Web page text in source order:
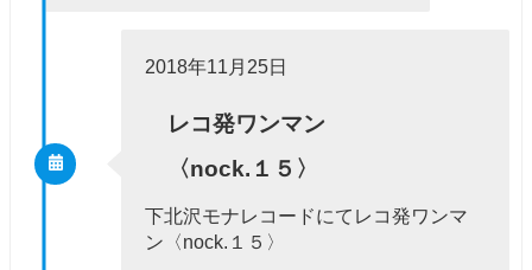
2018年11月25日
レコ発ワンマン
〈nock.１５〉
下北沢モナレコードにてレコ発ワンマ
ン〈nock.１５〉